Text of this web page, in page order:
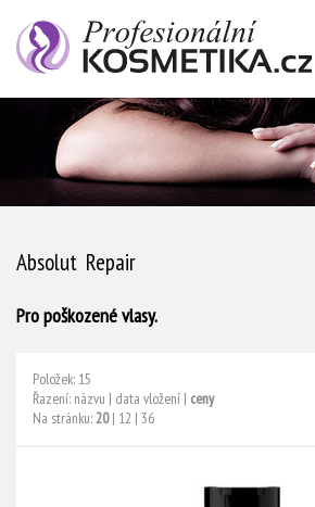
Absolut Repair
Pro poškozené vlasy.
Položek: 15
Řazení: názvu | data vložení | ceny
Na stránku:20| 12 | 36